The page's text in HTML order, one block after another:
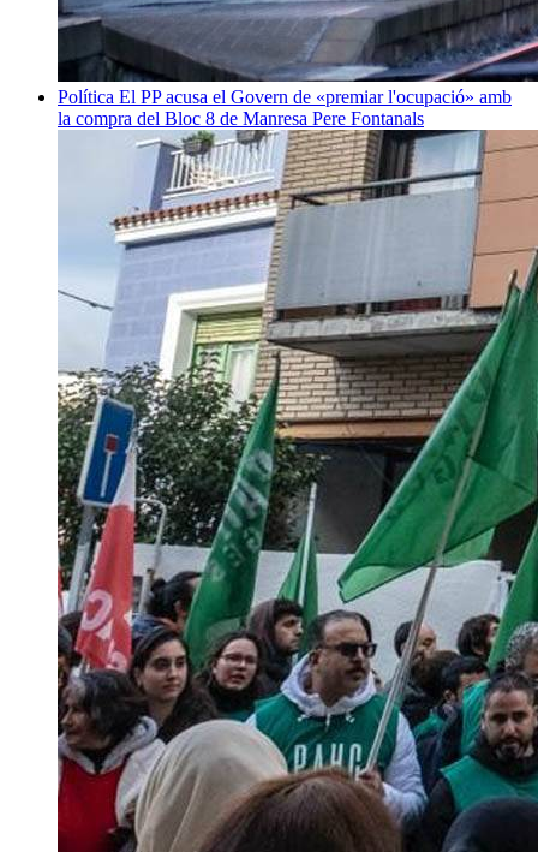
Política El PP acusa el Govern de «premiar l'ocupació» amb
la compra del Bloc 8 de Manresa Pere Fontanals